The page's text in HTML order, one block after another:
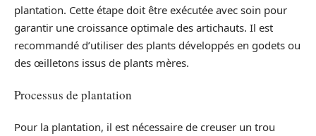
plantation. Cette étape doit être exécutée avec soin pour
garantir une croissance optimale des artichauts. Il est
recommandé d’utiliser des plants développés en godets ou
des œilletons issus de plants mères.
Processus de plantation
Pour la plantation, il est nécessaire de creuser un trou